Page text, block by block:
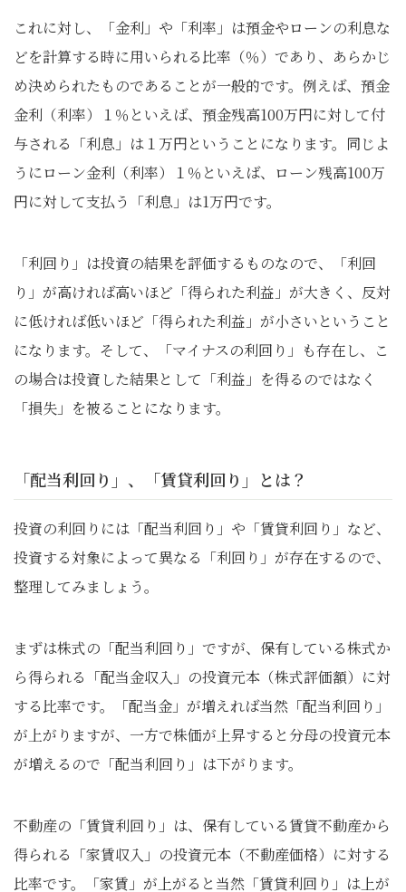
これに対し、「金利」や「利率」は預金やローンの利息な
どを計算する時に用いられる比率（％）であり、あらかじ
め決められたものであることが一般的です。例えば、預金
金利（利率）１％といえば、預金残高100万円に対して付
与される「利息」は１万円ということになります。同じよ
うにローン金利（利率）１％といえば、ローン残高100万
円に対して支払う「利息」は1万円です。
「利回り」は投資の結果を評価するものなので、「利回
り」が高ければ高いほど「得られた利益」が大きく、反対
に低ければ低いほど「得られた利益」が小さいということ
になります。そして、「マイナスの利回り」も存在し、こ
の場合は投資した結果として「利益」を得るのではなく
「損失」を被ることになります。
「配当利回り」、「賃貸利回り」とは？
投資の利回りには「配当利回り」や「賃貸利回り」など、
投資する対象によって異なる「利回り」が存在するので、
整理してみましょう。
まずは株式の「配当利回り」ですが、保有している株式か
ら得られる「配当金収入」の投資元本（株式評価額）に対
する比率です。「配当金」が増えれば当然「配当利回り」
が上がりますが、一方で株価が上昇すると分母の投資元本
が増えるので「配当利回り」は下がります。
不動産の「賃貸利回り」は、保有している賃貸不動産から
得られる「家賃収入」の投資元本（不動産価格）に対する
比率です。「家賃」が上がると当然「賃貸利回り」は上が